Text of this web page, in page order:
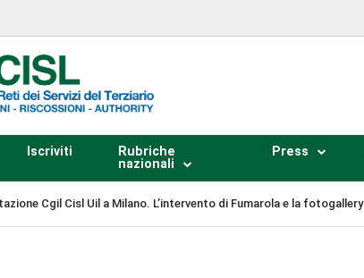
Iscriviti
Rubriche
nazionali
Press
Cgil Cisl Uil a Milano. L’intervento di Fumarola e la fotogallery